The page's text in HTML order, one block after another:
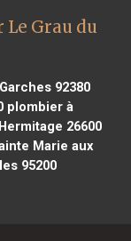
Grau du
92380
plombier à
26600
Marie aux
95200